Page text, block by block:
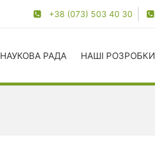
+38 (073) 503 40 30
НАУКОВА РАДА НАШІ РОЗРОБКИ